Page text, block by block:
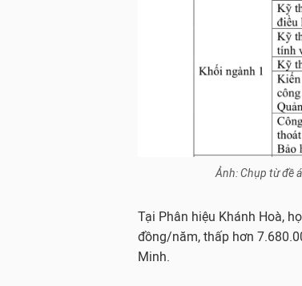
Ảnh: Chụp từ đề
Tại Phân hiệu Khánh Hoà,
đồng/năm, thấp hơn
Minh.